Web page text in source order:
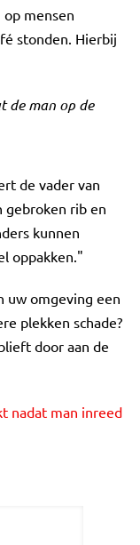
mensen
stonden. Hierbij
de man op de
de vader van
gebroken rib en
kunnen
oppakken."
uw omgeving een
plekken schade?
door aan de
nadat man inreed